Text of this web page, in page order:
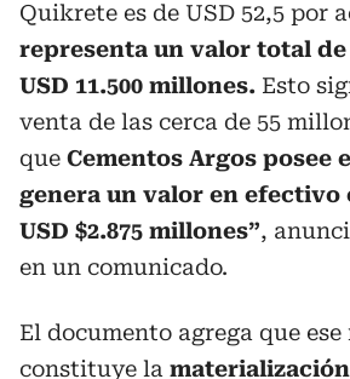
Quikrete es de USD 52,5 por
representa un valor total de
USD 11.500 millones. Esto
venta de las cerca de 55
que Cementos Argos posee
genera un valor en efectivo
USD $2.875 millones”,
en un comunicado.
El documento agrega que
constituye la